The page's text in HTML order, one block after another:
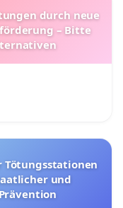
durch neue
– Bitte
und